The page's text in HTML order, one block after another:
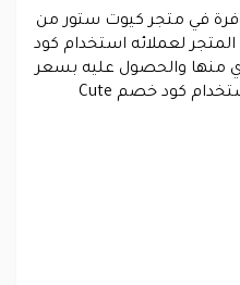
في متجر كيوت ستور من
المتجر لعملائه استخدام كود
والحصول عليه بسعر
استثنائي وخصم اضافي عند استخدام كود خصم Cute